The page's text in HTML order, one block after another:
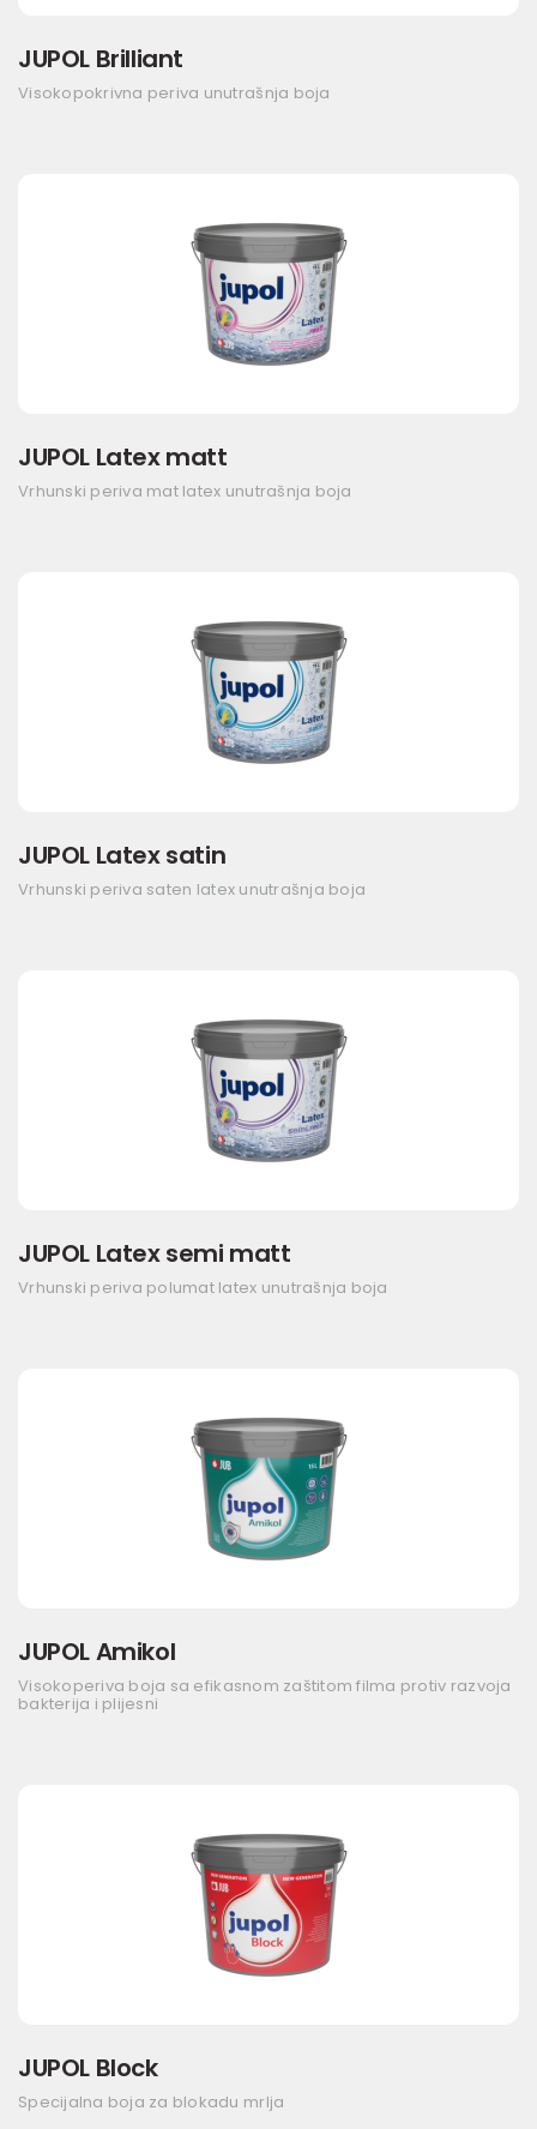
JUPOL Brilliant
Visokopokrivna periva unutrašnja boja
JUPOL Latex matt
Vrhunski periva mat latex unutrašnja boja
JUPOL Latex satin
Vrhunski periva saten latex unutrašnja boja
JUPOL Latex semi matt
Vrhunski periva polumat latex unutrašnja boja
JUPOL Amikol
Visokoperiva boja sa efikasnom zaštitom filma protiv razvoja
bakterija i plijesni
JUPOL Block
Specijalna boja za blokadu mrlja